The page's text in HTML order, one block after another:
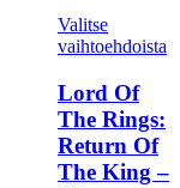
Valitse
vaihtoehdoista
Lord Of
The Rings:
Return Of
The King –